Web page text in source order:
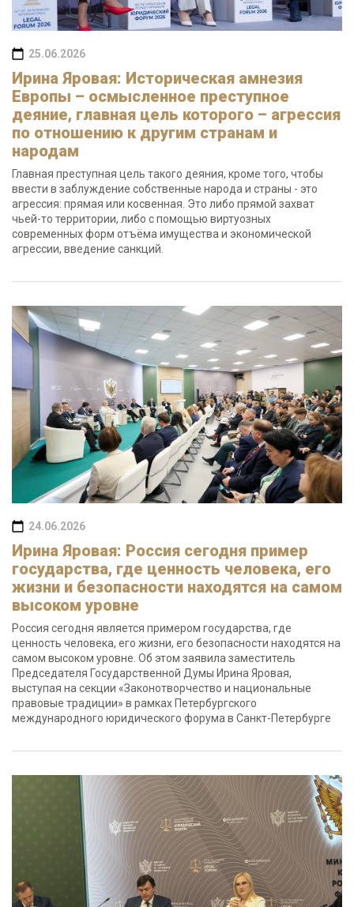
25.06.2026
Ирина Яровая: Историческая амнезия
Европы – осмысленное преступное
деяние, главная цель которого – агрессия
по отношению к другим странам и
народам
Главная преступная цель такого деяния, кроме того, чтобы
ввести в заблуждение собственные народа и страны - это
агрессия: прямая или косвенная. Это либо прямой захват
чьей-то территории, либо с помощью виртуозных
современных форм отъёма имущества и экономической
агрессии, введение санкций.
24.06.2026
Ирина Яровая: Россия сегодня пример
государства, где ценность человека, его
жизни и безопасности находятся на самом
высоком уровне
Россия сегодня является примером государства, где
ценность человека, его жизни, его безопасности находятся на
самом высоком уровне. Об этом заявила заместитель
Председателя Государственной Думы Ирина Яровая,
выступая на секции «Законотворчество и национальные
правовые традиции» в рамках Петербургского
международного юридического форума в Санкт-Петербурге